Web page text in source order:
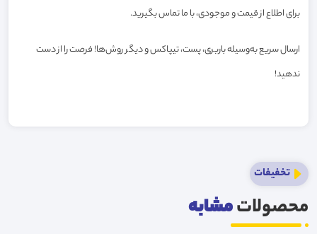
برای اطلاع از قیمت و موجودی، با ما تماس بگیرید.
ارسال سریع به‌وسیله باربری، پست، تیپاکس و دیگر روش‌ها! فرصت را از دست
ندهید!
تخفیفات
محصولاتمشابه